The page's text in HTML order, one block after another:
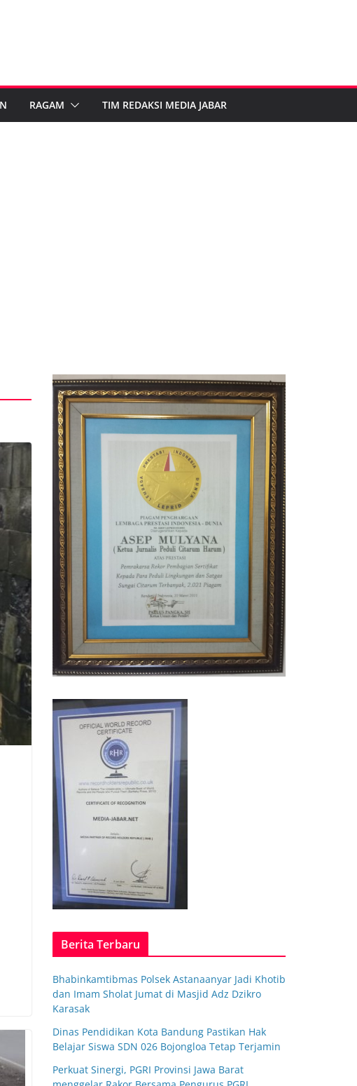
RAGAM TIM REDAKSI MEDIA JABAR
Berita Terbaru
Bhabinkamtibmas Polsek Astanaanyar Jadi Khotib
dan Imam Sholat Jumat di Masjid Adz Dzikro
Karasak
Dinas Pendidikan Kota Bandung Pastikan Hak
Belajar Siswa SDN 026 Bojongloa Tetap Terjamin
Perkuat Sinergi, PGRI Provinsi Jawa Barat